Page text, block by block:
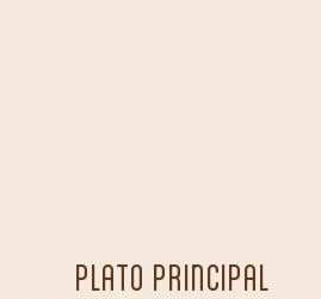
PLATO PRINCIPAL